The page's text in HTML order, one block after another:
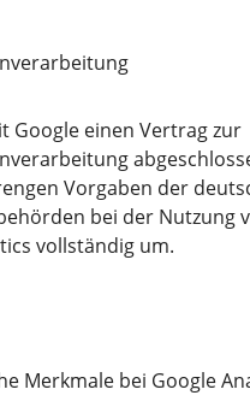
Google einen Vertrag zur
Vorgaben der
bei der Nutzung
vollständig um.
Merkmale bei Google